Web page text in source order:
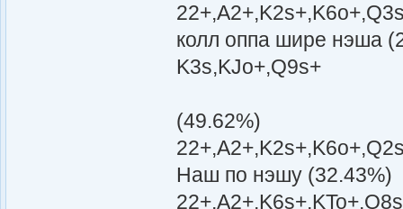
колл оппа шире нэша
K3s,KJo+,Q9s+
(49.62%)
Наш по нэшу (32.43%)